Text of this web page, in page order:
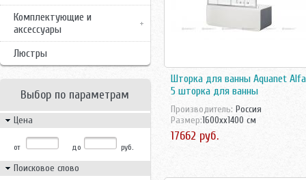
Комплектующие и
аксессуары
Люстры
Выбор по параметрам
Цена
от до руб.
Поисковое слово
Шторка для ванны Aquanet Alfa
5 шторка для ванны
Производитель: Росcия
Размер:1600xx1400 см
17662 руб.